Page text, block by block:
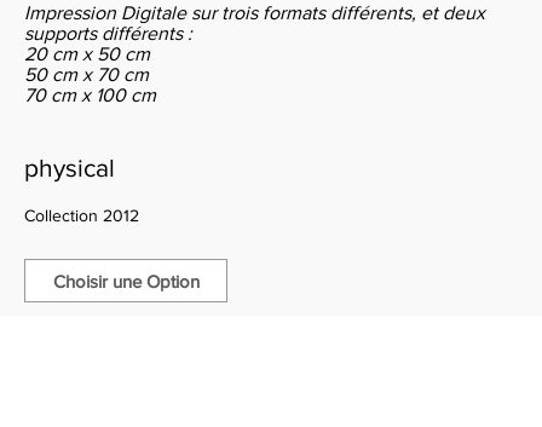
Impression Digitale sur trois formats différents, et deux
supports différents :
20 cm x 50 cm
50 cm x 70 cm
70 cm x 100 cm
physical
Collection 2012
Choisir une Option